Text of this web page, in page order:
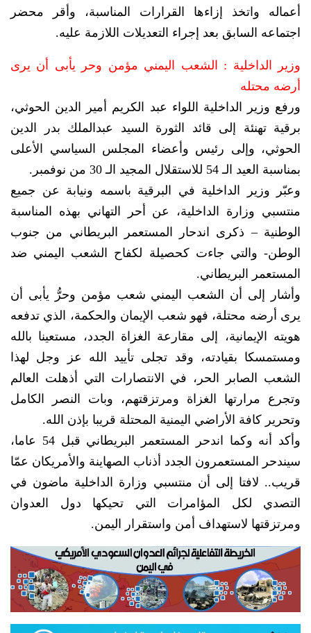
أعماله واتخذ إزاءها القرارات المناسبة، وأقر محضر
اجتماعه السابق بعد إجراء التعديلات اللازمة عليه.
وزير الداخلية : الشعب اليمني مؤمن وحر يأبى أن يرى
أرضه محتله
ورفع وزير الداخلية اللواء عبد الكريم أمير الدين الحوثي،
برقية تهنئة إلى قائد الثورة السيد عبدالملك بدر الدين
الحوثي، وإلى رئيس وأعضاء المجلس السياسي الأعلى
بمناسبة العيد الـ 54 للاستقلال المجيد الـ 30 من نوفمبر.
وعبّر وزير الداخلية في البرقية باسمه ونيابة عن جميع
منتسبي وزارة الداخلية، عن أحر التهاني بهذه المناسبة
الوطنية – ذكرى اندحار المستعمر البريطاني من جنوب
الوطن- والتي جاءت كحصيلة لكفاح الشعب اليمني ضد
المستعمر البريطاني.
وأشار إلى أن الشعب اليمني شعب مؤمن وحرُّ يأبى أن
يرى أرضه محتلة، فهو شعب الإيمان والحكمة، الذي تدفعه
هويته الإيمانية، إلى مقارعة الغزاة الجدد، مستعينا بالله
ومستمسكا بقيادته، وقد تجلى تأييد الله عز وجل لهذا
الشعب الصابر الحر، في الانتصارات التي أذهلت العالم
وتجرع مرارتها الغزاة ومرتزقتهم، وبات النصر الكامل
وتحرير كافة الأراضي اليمنية المحتلة قريبا بإذن الله.
وأكد أنه وكما اندحر المستعمر البريطاني قبل 54 عاما،
سيندحر المستعمرون الجدد أذناب الصهاينة والأمريكان عمّا
قريب.. لافتا إلى أن منتسبي وزارة الداخلية ماضون في
التصدي لكل المؤامرات التي تحيكها دول العدوان
ومرتزقتها لاستهداف أمن واستقرار اليمن.